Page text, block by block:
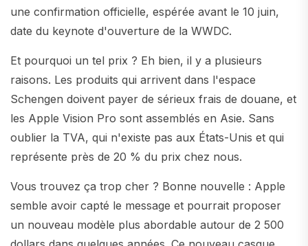
une confirmation officielle, espérée avant le 10 juin,
date du keynote d'ouverture de la WWDC.
Et pourquoi un tel prix ? Eh bien, il y a plusieurs
raisons. Les produits qui arrivent dans l'espace
Schengen doivent payer de sérieux frais de douane, et
les Apple Vision Pro sont assemblés en Asie. Sans
oublier la TVA, qui n'existe pas aux États-Unis et qui
représente près de 20 % du prix chez nous.
Vous trouvez ça trop cher ? Bonne nouvelle : Apple
semble avoir capté le message et pourrait proposer
un nouveau modèle plus abordable autour de 2 500